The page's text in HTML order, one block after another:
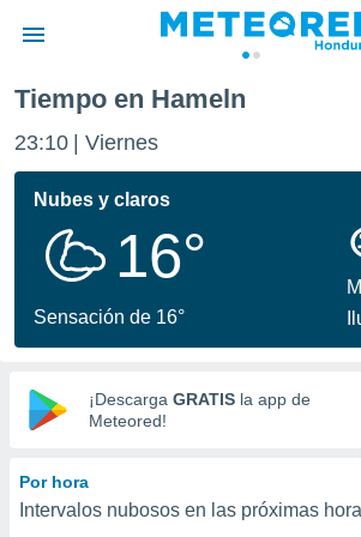
de
ha sido
calidad.
a este
las
y
digital
basada
Tiempo en Hameln
23:10 Viernes
Nubes y claros
16°
Sensación de 16°
¡Descarga GRATIS la app de
Meteored!
Por hora
Intervalos nubosos en las próximas